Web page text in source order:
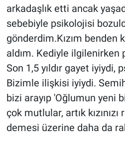
arkadaşlık etti ancak
sebebiyle psikolojisi
gönderdim.Kızım benden
aldım. Kediyle ilgilenirken
Son 1,5 yıldır gayet
Bizimle ilişkisi iyiydi.
bizi arayıp 'Oğlumun yeni
çok mutlular, artık
demesi üzerine daha da